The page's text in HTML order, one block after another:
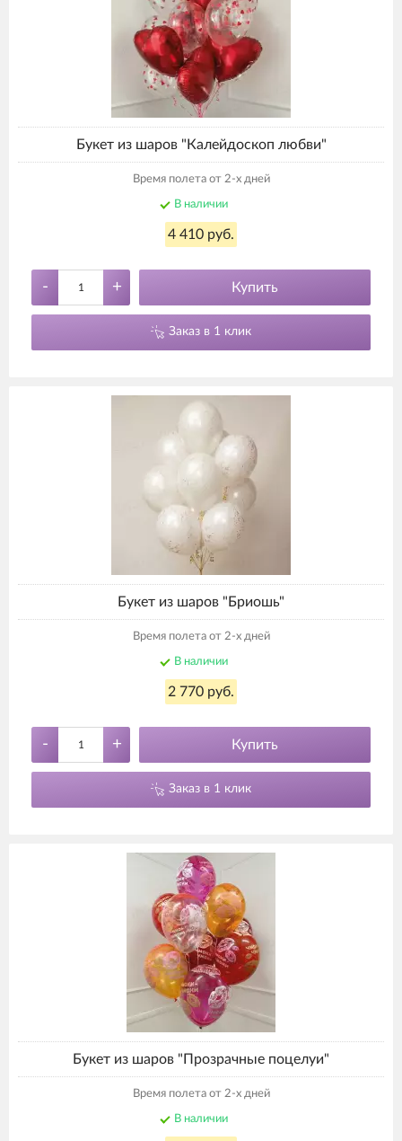
Букет из шаров "Калейдоскоп любви"
Время полета от 2-х дней
В наличии
4 410 руб.
- + Купить
Заказ в 1 клик
Букет из шаров "Бриошь"
Время полета от 2-х дней
В наличии
2 770 руб.
- + Купить
Заказ в 1 клик
Букет из шаров "Прозрачные поцелуи"
Время полета от 2-х дней
В наличии